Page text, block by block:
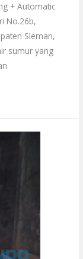
+ Automatic
No.26b,
Sleman,
sumur yang